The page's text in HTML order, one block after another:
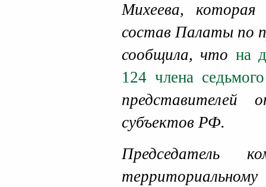
Михеева,
состав Палаты по
сообщила, что на
124 члена
представителей
субъектов РФ.